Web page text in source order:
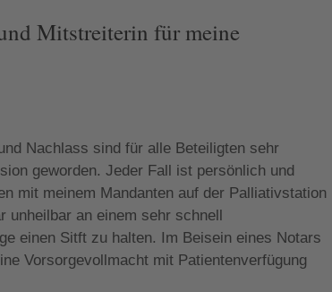
Mitstreiterin für meine
Nachlass sind für alle Beteiligten sehr
geworden. Jeder Fall ist persönlich und
mit meinem Mandanten auf der Palliativstation
unheilbar an einem sehr schnell
einen Sitft zu halten. Im Beisein eines Notars
Vorsorgevollmacht mit Patientenverfügung